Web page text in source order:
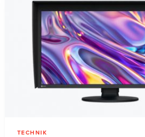
TECHNIK